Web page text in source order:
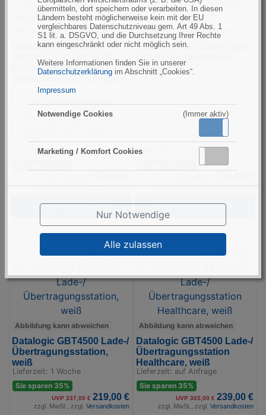
übermitteln, dort speichern oder verarbeiten. In diesen
Ländern besteht möglicherweise kein mit der EU
vergleichbares Datenschutzniveau gem. Art 49 Abs. 1
S1 lit. a. DSGVO, und die Durchsetzung Ihrer Rechte
kann eingeschränkt oder nicht möglich sein.
Weitere Informationen finden Sie in unserer
Datenschutzerklärung im Abschnitt „Cookies“.
Impressum
Notwendige Cookies (Immer aktiv)
Marketing / Komfort Cookies
Nur Notwendige
Alle zulassen
Abbildung kann abweichen
Datalogic Gryphon I
GBT4500, 2D, BT, USB-
Kit, desinfizierbares
Gehäuse (DRA), schwarz
2D Imager
Kommunikation: Bluetooth
desinfizierbares Gehäuse
Schnittstelle Station: USB
Lieferzeit: 2-3 Wochen
zzgl. MwSt., zzgl.Versandkosten
In den Warenkorb
Abbildung kann abweichen
Datalogic GBT4500 Lade-/
Übertragungsstation,
schwarz
Lieferzeit: 1-3 Tage
zzgl. MwSt., zzgl.Versandkosten
In den Warenkorb
Abbildung kann abweichen
Datalogic GBT4500 Lade-/
Übertragungsstation,
weiß
Lieferzeit: 1 Woche
Sie sparen 35%
UVP 337,00 € 219,00 €
zzgl. MwSt., zzgl. Versandkosten
Abbildung kann abweichen
Datalogic GBT4500 Lade-/
Übertragungsstation
Healthcare, weiß
Lieferzeit: auf Anfrage
Sie sparen 35%
UVP 365,00 € 239,00 €
zzgl. MwSt., zzgl. Versandkosten